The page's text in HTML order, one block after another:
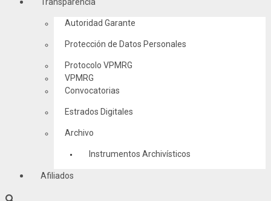
Autoridad Garante
Protección de Datos Personales
Protocolo VPMRG
VPMRG
Convocatorias
Estrados Digitales
Archivo
Instrumentos Archivísticos
Afiliados